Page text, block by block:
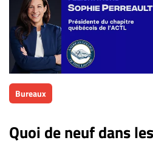
Bureaux
Quoi de neuf dans